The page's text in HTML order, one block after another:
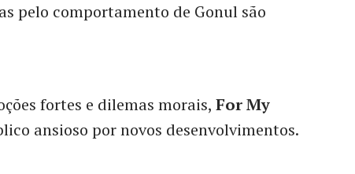
pelo comportamento de Gonul são
fortes e dilemas morais, For My
ansioso por novos desenvolvimentos.